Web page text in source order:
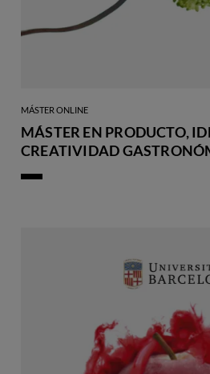
MÁSTER ONLINE
MÁSTER EN PRODUCTO,
CREATIVIDAD